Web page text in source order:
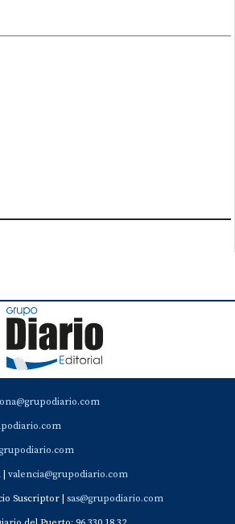
valencia@grupodiario.com
Suscriptor | sas@grupodiario.com